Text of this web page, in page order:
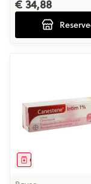
€ 34,88
Geneesmiddel